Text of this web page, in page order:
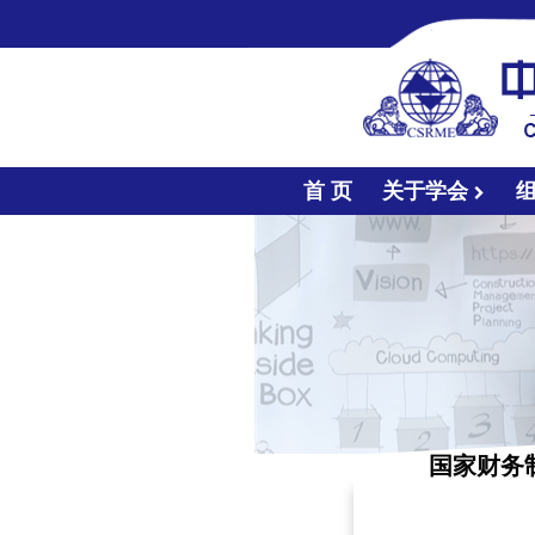
首 页 关于学会
国家财务